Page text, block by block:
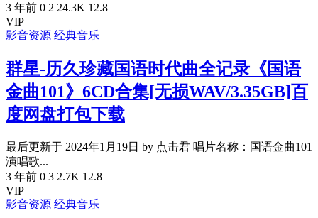
3 年前 0 2 24.3K 12.8
VIP
影音资源 经典音乐
群星-历久珍藏国语时代曲全记录《国语
金曲101》6CD合集[无损WAV/3.35GB]百
度网盘打包下载
最后更新于 2024年1月19日 by 点击君 唱片名称：国语金曲101
演唱歌...
3 年前 0 3 2.7K 12.8
VIP
影音资源 经典音乐